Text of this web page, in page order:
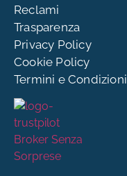
Reclami
Trasparenza
Privacy Policy
Cookie Policy
Termini e Condizioni